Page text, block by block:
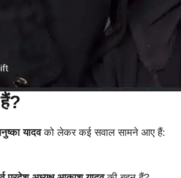
यादवको लेकर कई सवाल सामने आए हैं: